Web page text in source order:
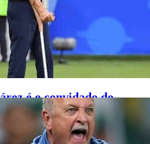
é o convidado do
na ESPN Brasil